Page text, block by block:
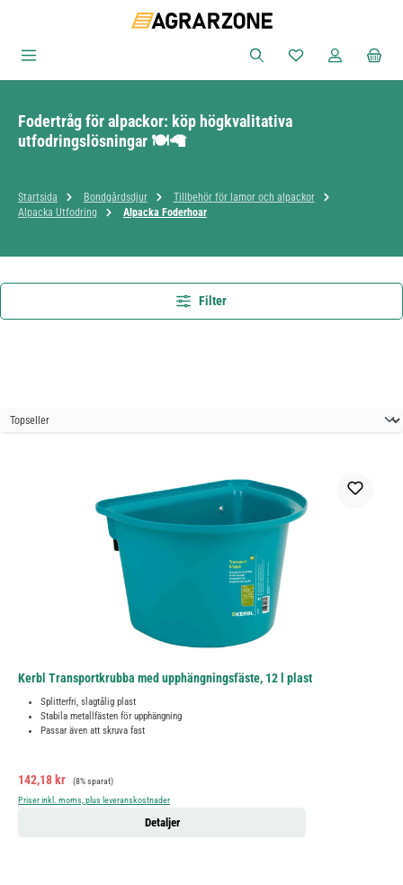
Du har 0 objekt i
Fodertråg för alpackor: köp högkvalitativa
utfodringslösningar 🍽️🦙
Startsida Bondgårdsdjur
Tillbehör för lamor och alpackor
Alpacka Utfodring
Alpacka Foderhoar
Filter
Kerbl Transportkrubba med upphängningsfäste, 12 l plast
Splitterfri, slagtålig plast
Stabila metallfästen för upphängning
Passar även att skruva fast
Försäljningspris:
142,18 kr Ordinarie pris:
(8% sparat)
Priser inkl. moms, plus leveranskostnader
Detaljer